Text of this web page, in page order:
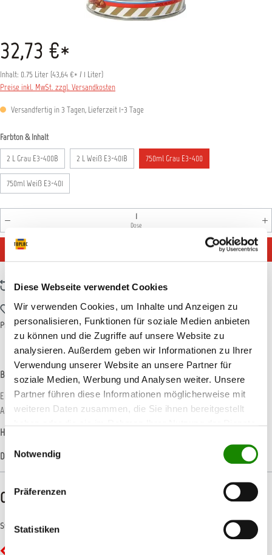
Diese Webseite verwendet Cookies
Wir verwenden Cookies, um Inhalte und Anzeigen zu
personalisieren, Funktionen für soziale Medien anbieten
zu können und die Zugriffe auf unsere Website zu
analysieren. Außerdem geben wir Informationen zu Ihrer
Verwendung unserer Website an unsere Partner für
soziale Medien, Werbung und Analysen weiter. Unsere
Partner führen diese Informationen möglicherweise mit
weiteren Daten zusammen, die Sie ihnen bereitgestellt
Notwendig
Präferenzen
Statistiken
32,73 €*
Inhalt: 0.75 Liter (43,64 €* / 1 Liter)
Preise inkl. MwSt. zzgl. Versandkosten
Versandfertig in 3 Tagen, Lieferzeit 1-3 Tage
Farbton & Inhaltauswählen
2 L Grau E3-400B 2 L Weiß E3-401B 750ml Grau E3-400
750ml Weiß E3-401
Produkt Anzahl: Gib den gewünschten Wert ein oder
Dose
Zum Vergleich hinzufügen
Zum Merkzettel hinzufügen
Produktnummer:T012377
Beschreibung
Ein stark ölwiderstandsfähiger Einkomponenten Decklack auf Basis eines
Alkydharzes. Zu verwenden über geeignete Grundieranst…Mehr
Hersteller-Informationen
Datenblätter
CLP-/REACH-Hinweise
Symbole